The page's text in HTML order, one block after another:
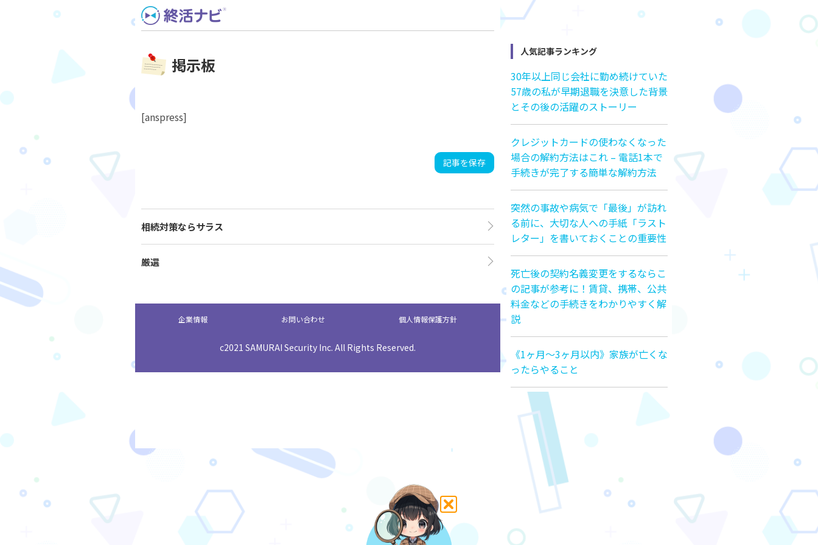
Skip
to
content
掲示板
[anspress]
記事を保存
相続対策ならサラス
厳選
企業情報 お問い合わせ 個人情報保護方針
c2021 SAMURAI Security Inc. All Rights Reserved.
人気記事ランキング
30年以上同じ会社に勤め続けていた
57歳の私が早期退職を決意した背景
とその後の活躍のストーリー
クレジットカードの使わなくなった
場合の解約方法はこれ – 電話1本で
手続きが完了する簡単な解約方法
突然の事故や病気で「最後」が訪れ
る前に、大切な人への手紙「ラスト
レター」を書いておくことの重要性
死亡後の契約名義変更をするならこ
の記事が参考に！賃貸、携帯、公共
料金などの手続きをわかりやすく解
説
《1ヶ月〜3ヶ月以内》家族が亡くな
ったらやること